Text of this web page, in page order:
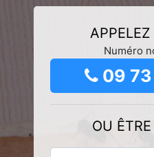
Numéro
09 73
OU